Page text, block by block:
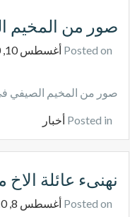
صور من المخيم
Posted on أغسطس 10, 2010
صور من المخيم الصيفي
Posted in أخبار
نهنىء عائلة
Posted on أغسطس 8, 2010